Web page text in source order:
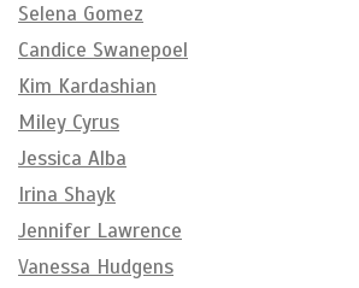
Selena Gomez
Candice Swanepoel
Kim Kardashian
Miley Cyrus
Jessica Alba
Irina Shayk
Jennifer Lawrence
Vanessa Hudgens